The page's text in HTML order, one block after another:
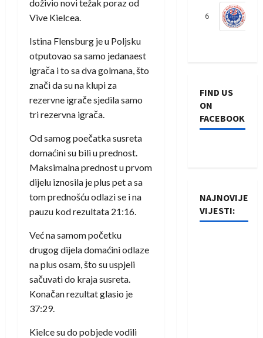
doživio novi težak poraz od
Vive Kielcea.
Istina Flensburg je u Poljsku
otputovao sa samo jedanaest
igrača i to sa dva golmana, što
znači da su na klupi za
rezervne igrače sjedila samo
tri rezervna igrača.
Od samog poečatka susreta
domaćini su bili u prednost.
Maksimalna prednost u prvom
dijelu iznosila je plus pet a sa
tom prednošću odlazi se i na
pauzu kod rezultata 21:16.
Već na samom početku
drugog dijela domaćini odlaze
na plus osam, što su uspjeli
sačuvati do kraja susreta.
Konačan rezultat glasio je
37:29.
Kielce su do pobjede vodili
6
FIND US
ON
FACEBOOK
NAJNOVIJE
VIJESTI: